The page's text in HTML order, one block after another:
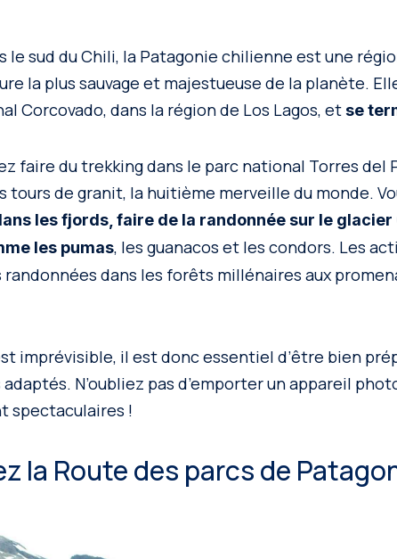
le sud du Chili, la Patagonie chilienne est une
la plus sauvage et majestueuse de la planète.
Corcovado, dans la région de Los Lagos, etse
faire du trekking dans le parc national Torres del
tours de granit, la huitième merveille du monde.
les fjords, faire de la randonnée sur le glacier
les pumas, les guanacos et les condors. Les
dans les forêts millénaires aux
imprévisible, il est donc essentiel d’être bien
N’oubliez pas d’emporter un appareil
spectaculaires !
la Route des parcs de